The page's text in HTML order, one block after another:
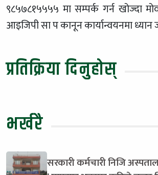
९८५७८१५५५५ मा सम्पर्क गर्न खोज्दा
आइजिपी सा प कानून कार्यान्वयनमा
प्रतिक्रिया दिनुहोस्
भर्खरै
सरकारी कर्मचारी निजि